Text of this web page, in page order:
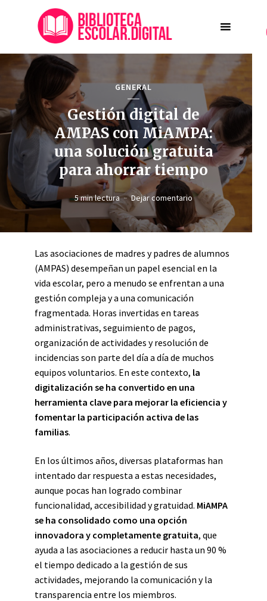
GENERAL
Gestión digital de
AMPAS con MiAMPA:
una solución gratuita
para ahorrar tiempo
5 min lectura Dejar comentario
Las asociaciones de madres y padres de alumnos
(AMPAS) desempeñan un papel esencial en la
vida escolar, pero a menudo se enfrentan a una
gestión compleja y a una comunicación
fragmentada. Horas invertidas en tareas
administrativas, seguimiento de pagos,
organización de actividades y resolución de
incidencias son parte del día a día de muchos
equipos voluntarios. En este contexto, la
digitalización se ha convertido en una
herramienta clave para mejorar la eficiencia y
fomentar la participación activa de las
familias.
En los últimos años, diversas plataformas han
intentado dar respuesta a estas necesidades,
aunque pocas han logrado combinar
funcionalidad, accesibilidad y gratuidad. MiAMPA
se ha consolidado como una opción
innovadora y completamente gratuita, que
ayuda a las asociaciones a reducir hasta un 90 %
el tiempo dedicado a la gestión de sus
actividades, mejorando la comunicación y la
transparencia entre los miembros.